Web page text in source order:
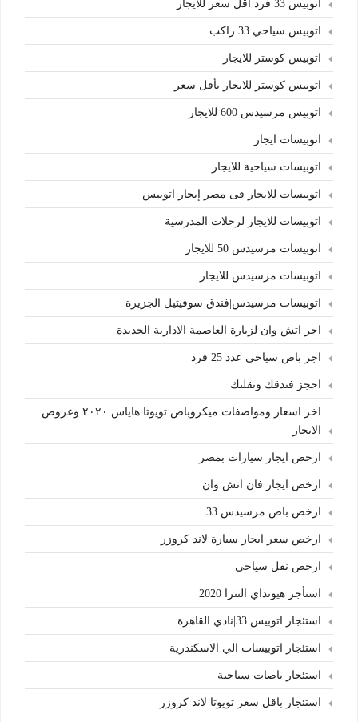
اتوبيس 33 فرد اقل سعر للايجار
اتوبيس سياحي 33 راكب
اتوبيس كوستر للايجار
اتوبيس كوستر للايجار بأقل سعر
اتوبيس مرسيدس 600 للايجار
اتوبيسات ايجار
اتوبيسات سياحية للايجار
اتوبيسات للايجار فى مصر إيجار اتوبيس
اتوبيسات للايجار لرحلات المدرسية
اتوبيسات مرسيدس 50 للايجار
اتوبيسات مرسيدس للايجار
اتوبيسات مرسيدس|فندق سوفيتيل الجزيرة
اجر اتش وان لزيارة العاصمة الادارية الجديدة
اجر باص سياحي عدد 25 فرد
احجز فندقك ونقلتك
اخر اسعار ومواصفات ميكروباص تويوتا هاياس ٢٠٢٠ وعروض
الايجار
ارخص ايجار سيارات بمصر
ارخص ايجار فان اتش وان
ارخص باص مرسيدس 33
ارخص سعر ايجار سيارة لاند كروزر
ارخص نقل سياحي
استأجر هيونداي النترا 2020
استئجار اتوبيس 33|نادي القاهرة
استئجار اتوبيسات الي الاسكندرية
استئجار باصات سياحية
استئجار باقل سعر تويوتا لاند كروزر